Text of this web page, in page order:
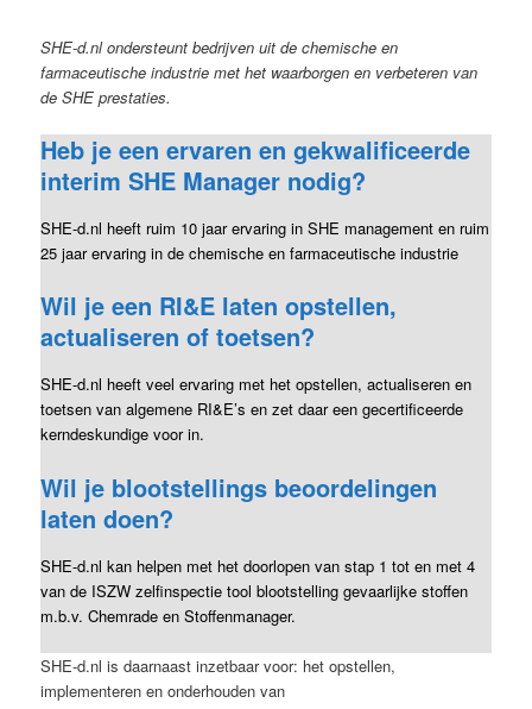
SHE-d.nl ondersteunt bedrijven uit de chemische en
farmaceutische industrie met het waarborgen en verbeteren van
de SHE prestaties.
Heb je een ervaren en gekwalificeerde
interim SHE Manager nodig?
SHE-d.nl heeft ruim 10 jaar ervaring in SHE management en ruim
25 jaar ervaring in de chemische en farmaceutische industrie
Wil je een RI&E laten opstellen,
actualiseren of toetsen?
SHE-d.nl heeft veel ervaring met het opstellen, actualiseren en
toetsen van algemene RI&E’s en zet daar een gecertificeerde
kerndeskundige voor in.
Wil je blootstellings beoordelingen
laten doen?
SHE-d.nl kan helpen met het doorlopen van stap 1 tot en met 4
van de ISZW zelfinspectie tool blootstelling gevaarlijke stoffen
m.b.v. Chemrade en Stoffenmanager.
SHE-d.nl is daarnaast inzetbaar voor: het opstellen,
implementeren en onderhouden van